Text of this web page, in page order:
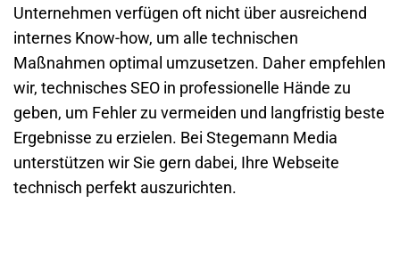
Unternehmen verfügen oft nicht über ausreichend
internes Know-how, um alle technischen
Maßnahmen optimal umzusetzen. Daher empfehlen
wir, technisches SEO in professionelle Hände zu
geben, um Fehler zu vermeiden und langfristig beste
Ergebnisse zu erzielen. Bei Stegemann Media
unterstützen wir Sie gern dabei, Ihre Webseite
technisch perfekt auszurichten.